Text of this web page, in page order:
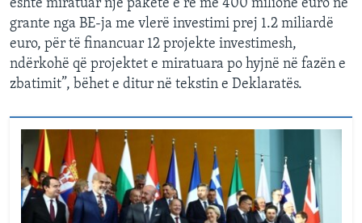
është miratuar një paketë e re me 400 milionë euro në
grante nga BE-ja me vlerë investimi prej 1.2 miliardë
euro, për të financuar 12 projekte investimesh,
ndërkohë që projektet e miratuara po hyjnë në fazën e
zbatimit”, bëhet e ditur në tekstin e Deklaratës.